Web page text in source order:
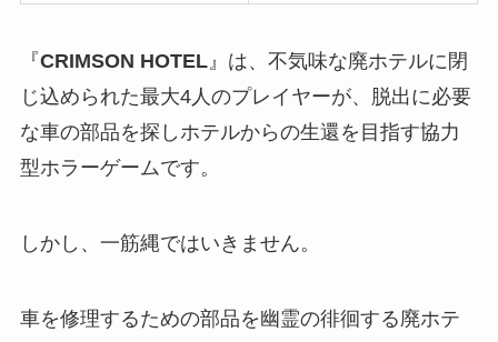
『CRIMSON HOTEL』は、不気味な廃ホテルに閉
じ込められた最大4人のプレイヤーが、脱出に必要
な車の部品を探しホテルからの生還を目指す協力
型ホラーゲームです。
しかし、一筋縄ではいきません。
車を修理するための部品を幽霊の徘徊する廃ホテ